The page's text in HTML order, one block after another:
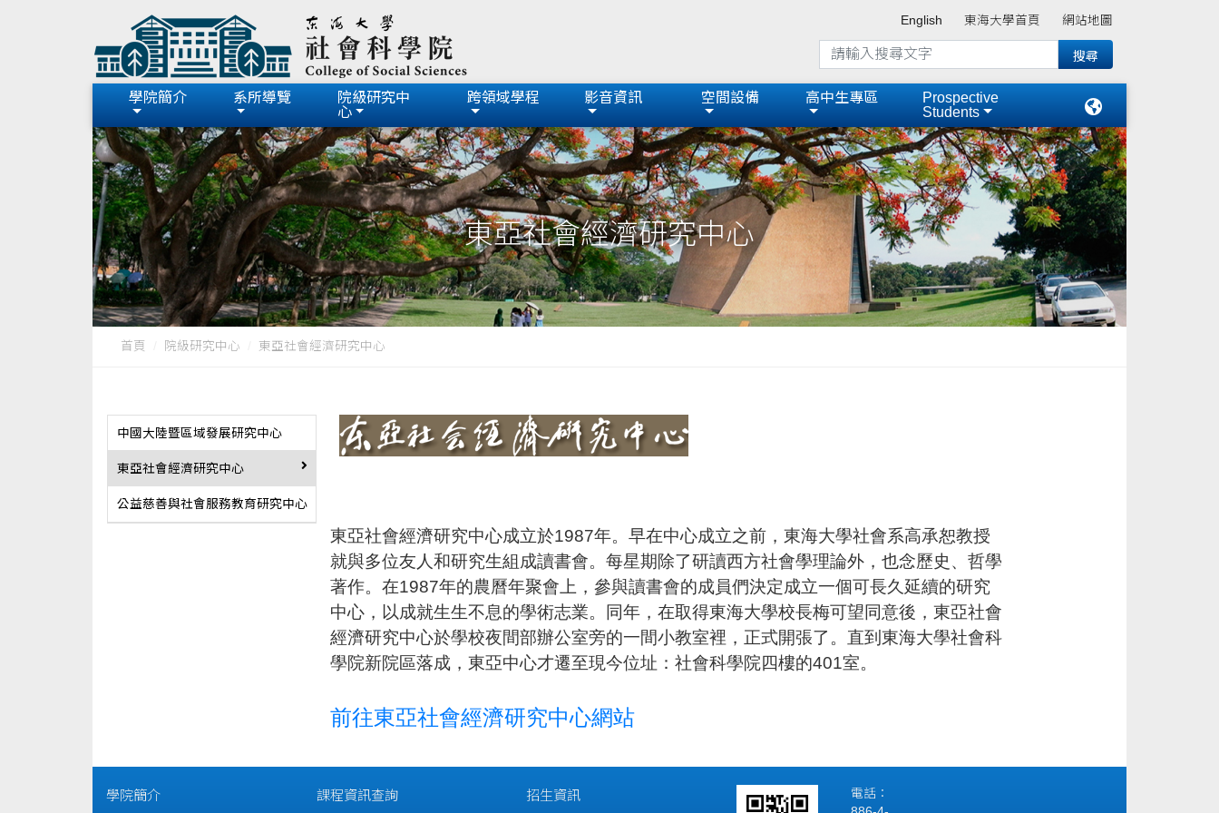
English 東海大學首頁 網站地圖
學院簡介 系所導覽
院級研究中
心
跨領域學程 影音資訊 空間設備 高中生專區
Prospective
Students
東亞社會經濟研究中心
首頁 院級研究中心 東亞社會經濟研究中心
中國大陸暨區域發展研究中心
東亞社會經濟研究中心
公益慈善與社會服務教育研究中心
東亞社會經濟研究中心成立於1987年。早在中心成立之前，東海大學社會系高承恕教授
就與多位友人和研究生組成讀書會。每星期除了研讀西方社會學理論外，也念歷史、哲學
著作。在1987年的農曆年聚會上，參與讀書會的成員們決定成立一個可長久延續的研究
中心，以成就生生不息的學術志業。同年，在取得東海大學校長梅可望同意後，東亞社會
經濟研究中心於學校夜間部辦公室旁的一間小教室裡，正式開張了。直到東海大學社會科
學院新院區落成，東亞中心才遷至現今位址：社會科學院四樓的401室。
前往東亞社會經濟研究中心網站
學院簡介 課程資訊查詢 招生資訊
電話：